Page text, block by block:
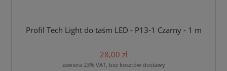
Profil Tech Light do taśm LED - P13-1 Czarny - 1 m
28,00 zł
zawiera 23% VAT, bez kosztów dostawy